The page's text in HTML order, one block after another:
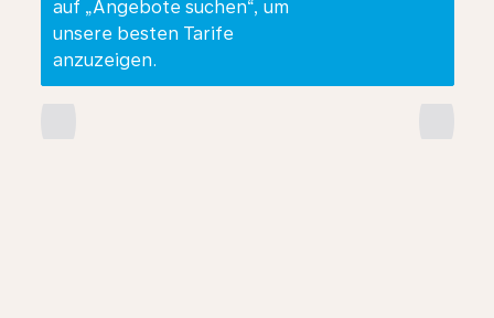
auf „Angebote suchen“, um
unsere besten Tarife
anzuzeigen.